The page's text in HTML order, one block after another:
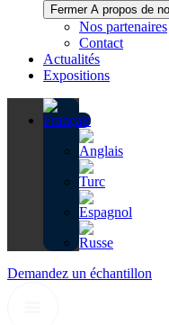
Fermer A propos de
Nos partenaires
Contact
Actualités
Expositions
Demandez un échantillon